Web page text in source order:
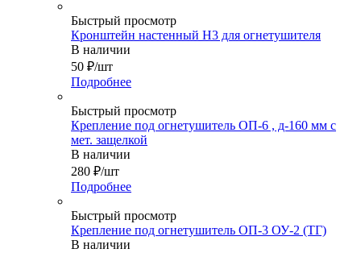
Быстрый просмотр
Кронштейн настенный Н3 для огнетушителя
В наличии
50 ₽/шт
Подробнее
Быстрый просмотр
Крепление под огнетушитель ОП-6 , д-160 мм с
мет. защелкой
В наличии
280 ₽/шт
Подробнее
Быстрый просмотр
Крепление под огнетушитель ОП-3 ОУ-2 (ТГ)
В наличии